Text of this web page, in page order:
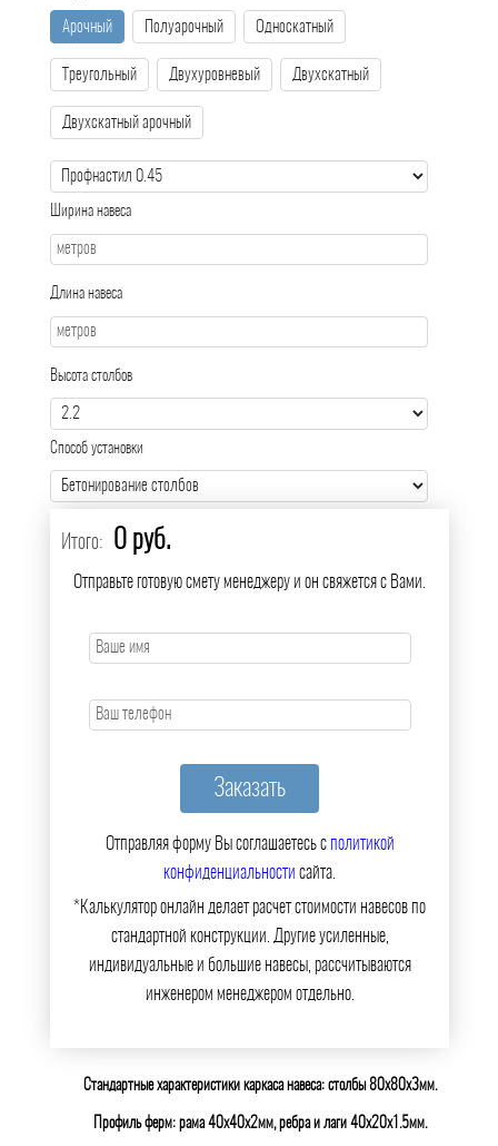
Арочный Полуарочный Односкатный
Треугольный Двухуровневый Двухскатный
Двухскатный арочный
Ширина навеса
Длина навеса
Высота столбов
Способ установки
Итого: 0 руб.
Отправьте готовую смету менеджеру и он свяжется с Вами.
Отправляя форму Вы соглашаетесь сполитикой
конфиденциальности сайта.
*Калькулятор онлайн делает расчет стоимости навесов по
стандартной конструкции. Другие усиленные,
индивидуальные и большие навесы, рассчитываются
инженером менеджером отдельно.
Стандартные характеристики каркаса навеса: столбы 80х80х3мм.
Профиль ферм: рама 40х40х2мм, ребра и лаги 40х20х1.5мм.